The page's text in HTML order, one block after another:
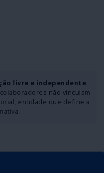
livre e independente.
não vinculam
entidade que define a